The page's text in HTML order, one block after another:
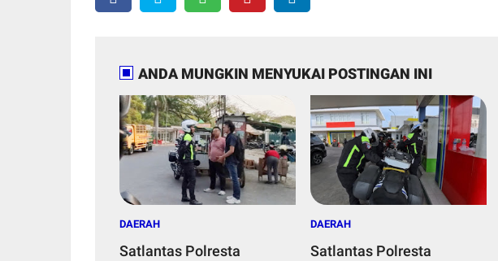
ANDA MUNGKIN MENYUKAI POSTINGAN INI
DAERAH
Satlantas Polresta
DAERAH
Satlantas Polresta